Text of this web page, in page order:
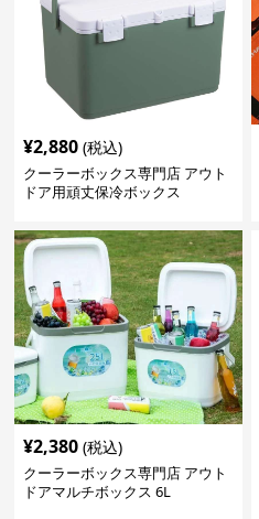
¥2,880 (税込)
クーラーボックス専門店 アウト
ドア用頑丈保冷ボックス
¥2,380 (税込)
クーラーボックス専門店 アウト
ドアマルチボックス 6L